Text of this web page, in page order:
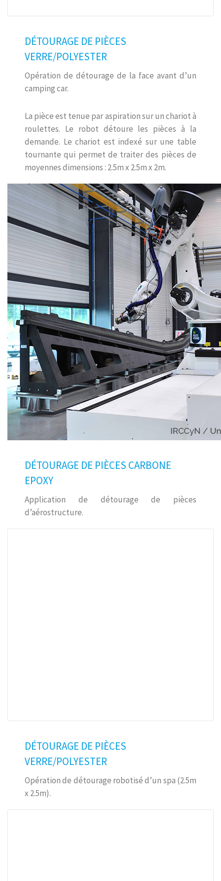
DÉTOURAGE DE PIÈCES
VERRE/POLYESTER
Opération de détourage de la face avant d’un
camping car.
La pièce est tenue par aspiration sur un chariot à
roulettes. Le robot détoure les pièces à la
demande. Le chariot est indexé sur une table
tournante qui permet de traiter des pièces de
moyennes dimensions : 2.5m x 2.5m x 2m.
DÉTOURAGE DE PIÈCES CARBONE
EPOXY
Application de détourage de pièces
d’aérostructure.
DÉTOURAGE DE PIÈCES
VERRE/POLYESTER
Opération de détourage robotisé d’un spa (2.5m
x 2.5m).